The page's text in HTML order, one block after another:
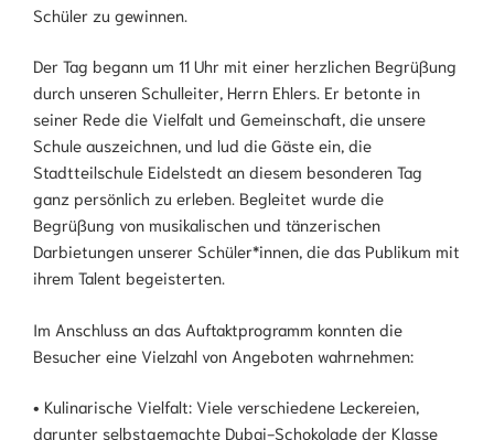
Schüler zu gewinnen.
Der Tag begann um 11 Uhr mit einer herzlichen Begrüßung
durch unseren Schulleiter, Herrn Ehlers. Er betonte in
seiner Rede die Vielfalt und Gemeinschaft, die unsere
Schule auszeichnen, und lud die Gäste ein, die
Stadtteilschule Eidelstedt an diesem besonderen Tag
ganz persönlich zu erleben. Begleitet wurde die
Begrüßung von musikalischen und tänzerischen
Darbietungen unserer Schüler*innen, die das Publikum mit
ihrem Talent begeisterten.
Im Anschluss an das Auftaktprogramm konnten die
Besucher eine Vielzahl von Angeboten wahrnehmen:
• Kulinarische Vielfalt: Viele verschiedene Leckereien,
darunter selbstgemachte Dubai-Schokolade der Klasse